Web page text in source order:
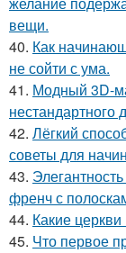
вещи.
40. Как
не сойти с ума.
41. Модный 3D-
нестандартного
42. Лёгкий
советы для
43.
френч с
44. Какие
45. Что первое